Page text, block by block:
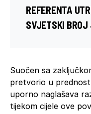
REFERENTA
SVJETSKI BROJ
Suočen sa
pretvorio u
uporno naglašava
tijekom cijele ove